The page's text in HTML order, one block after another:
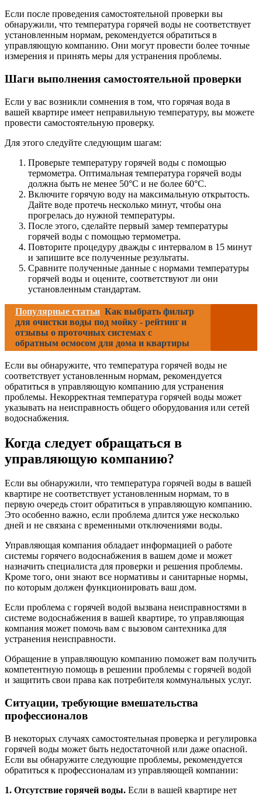
Если после проведения самостоятельной проверки вы
обнаружили, что температура горячей воды не соответствует
установленным нормам, рекомендуется обратиться в
управляющую компанию. Они могут провести более точные
измерения и принять меры для устранения проблемы.
Шаги выполнения самостоятельной проверки
Если у вас возникли сомнения в том, что горячая вода в
вашей квартире имеет неправильную температуру, вы можете
провести самостоятельную проверку.
Для этого следуйте следующим шагам:
Проверьте температуру горячей воды с помощью
термометра. Оптимальная температура горячей воды
должна быть не менее 50°С и не более 60°С.
Включите горячую воду на максимальную открытость.
Дайте воде протечь несколько минут, чтобы она
прогрелась до нужной температуры.
После этого, сделайте первый замер температуры
горячей воды с помощью термометра.
Повторите процедуру дважды с интервалом в 15 минут
и запишите все полученные результаты.
Сравните полученные данные с нормами температуры
горячей воды и оцените, соответствуют ли они
установленным стандартам.
Популярные статьи Как выбрать фильтр
для очистки воды под мойку - рейтинг и
отзывы о проточных системах с
обратным осмосом для дома и квартиры
Если вы обнаружите, что температура горячей воды не
соответствует установленным нормам, рекомендуется
обратиться в управляющую компанию для устранения
проблемы. Некорректная температура горячей воды может
указывать на неисправность общего оборудования или сетей
водоснабжения.
Когда следует обращаться в
управляющую компанию?
Если вы обнаружили, что температура горячей воды в вашей
квартире не соответствует установленным нормам, то в
первую очередь стоит обратиться в управляющую компанию.
Это особенно важно, если проблема длится уже несколько
дней и не связана с временными отключениями воды.
Управляющая компания обладает информацией о работе
системы горячего водоснабжения в вашем доме и может
назначить специалиста для проверки и решения проблемы.
Кроме того, они знают все нормативы и санитарные нормы,
по которым должен функционировать ваш дом.
Если проблема с горячей водой вызвана неисправностями в
системе водоснабжения в вашей квартире, то управляющая
компания может помочь вам с вызовом сантехника для
устранения неисправности.
Обращение в управляющую компанию поможет вам получить
компетентную помощь в решении проблемы с горячей водой
и защитить свои права как потребителя коммунальных услуг.
Ситуации, требующие вмешательства
профессионалов
В некоторых случаях самостоятельная проверка и регулировка
горячей воды может быть недостаточной или даже опасной.
Если вы обнаружите следующие проблемы, рекомендуется
обратиться к профессионалам из управляющей компании:
1. Отсутствие горячей воды. Если в вашей квартире нет